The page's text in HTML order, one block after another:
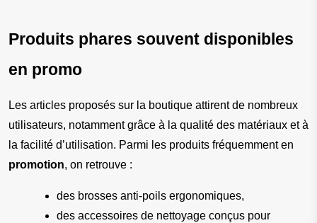
Produits phares souvent disponibles
en promo
Les articles proposés sur la boutique attirent de nombreux
utilisateurs, notamment grâce à la qualité des matériaux et à
promotion, on retrouve :
des brosses anti-poils ergonomiques,
des accessoires de nettoyage conçus pour